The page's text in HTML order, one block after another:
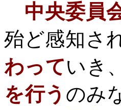
中央委員
殆ど感知さ
わっていき
を行う のみ